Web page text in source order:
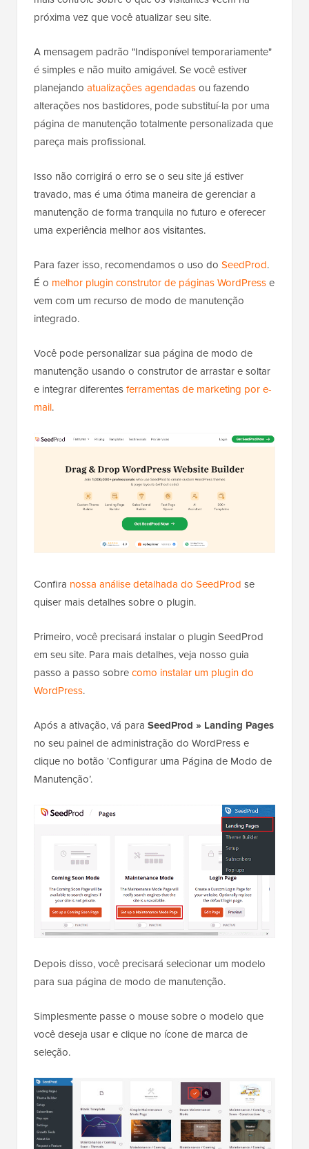
próxima vez que você atualizar seu site.
A mensagem padrão "Indisponível temporariamente"
é simples e não muito amigável. Se você estiver
planejando atualizações agendadasou fazendo
alterações nos bastidores, pode substituí-la por uma
página de manutenção totalmente personalizada que
pareça mais profissional.
Isso não corrigirá o erro se o seu site já estiver
travado, mas é uma ótima maneira de gerenciar a
manutenção de forma tranquila no futuro e oferecer
uma experiência melhor aos visitantes.
Para fazer isso, recomendamos o uso do SeedProd.
É o melhor plugin construtor de páginas WordPresse
vem com um recurso de modo de manutenção
integrado.
Você pode personalizar sua página de modo de
manutenção usando o construtor de arrastar e soltar
e integrar diferentesferramentas de marketing por e-
mail.
Confira nossa análise detalhada do SeedProd se
quiser mais detalhes sobre o plugin.
Primeiro, você precisará instalar o plugin SeedProd
em seu site. Para mais detalhes, veja nosso guia
passo a passo sobrecomo instalar um plugin do
WordPress.
Após a ativação, vá para SeedProd » Landing Pages
no seu painel de administração do WordPress e
clique no botão ‘Configurar uma Página de Modo de
Manutenção’.
Depois disso, você precisará selecionar um modelo
para sua página de modo de manutenção.
Simplesmente passe o mouse sobre o modelo que
você deseja usar e clique no ícone de marca de
seleção.